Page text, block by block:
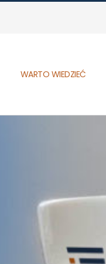
WARTO WIEDZIEĆ